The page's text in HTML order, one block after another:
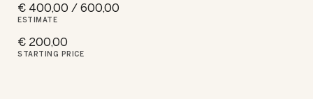
€ 400,00 / 600,00
ESTIMATE
€ 200,00
STARTING PRICE